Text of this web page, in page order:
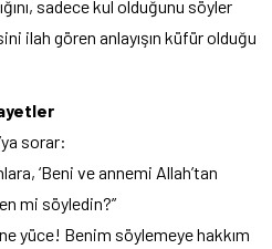
sadece kul olduğunu söyler
ilah gören anlayışın küfür olduğu
sorar:
‘Beni ve annemi Allah’tan
mi söyledin?”
yüce! Benim söylemeye hakkım